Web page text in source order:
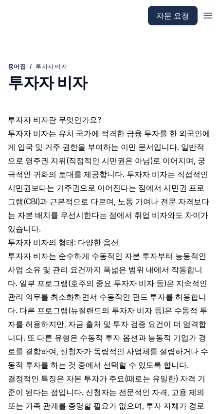
자문 요청
용어집 / 투자자 비자
투자자 비자
투자자 비자란 무엇인가요?
투자자 비자는 유치 국가에 적격한 금융 투자를 한 외국인에
게 입국 및 거주 권한을 부여하는 이민 문서입니다. 일반적
으로 영주권 지위(직접적인 시민권은 아님)로 이어지며, 궁
극적인 귀화의 토대를 제공합니다. 투자자 비자는 직접적인
시민권보다는 거주권으로 이어진다는 점에서 시민권 프로
그램(CBI)과 근본적으로 다르며, 노동 기여나 전문 자격보다
는 자본 배치를 우선시한다는 점에서 취업 비자와도 차이가
있습니다.
투자자 비자의 형태: 다양한 옵션
투자자 비자는 순수하게 수동적인 자본 투자부터 능동적인
사업 소유 및 관리 요건까지 폭넓은 범위 내에서 작동합니
다. 일부 프로그램(호주의 중요 투자자 비자 등)은 지속적인
관리 의무를 최소화하면서 수동적인 펀드 투자를 허용합니
다. 다른 프로그램(뉴질랜드의 투자자 비자 등)은 수동적 투
자를 허용하지만, 자금 출처 및 투자 검증 요건이 더 엄격합
니다. 또 다른 유형은 수동적 투자 옵션과 능동적 기업가 경
로를 결합하여, 신청자가 독립적인 사업체를 설립하거나 수
동적 투자를 하는 것 중에서 선택할 수 있도록 합니다.
결정적인 특징은 자본 투자가 주요(때로는 유일한) 자격 기
준이 된다는 점입니다. 신청자는 전문적인 자격, 고용 제의
또는 가족 관계를 증명할 필요가 없으며, 투자 자체가 경로